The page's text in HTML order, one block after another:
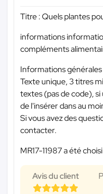
Titre : Quels plantes
informations
compléments
Informations générales
Texte unique, 3 titres
textes (pas de code),
de l'insérer dans au
Si vous avez des
contacter.
MR17-11987 a été
Avis du client